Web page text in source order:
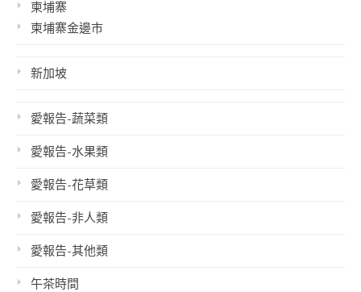
柬埔寨
柬埔寨金邊市
新加坡
愛報告-蔬菜類
愛報告-水果類
愛報告-花草類
愛報告-非人類
愛報告-其他類
午茶時間